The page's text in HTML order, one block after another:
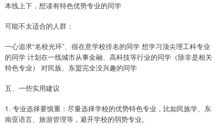
本线上下，想读有特色优势专业的同学
可能不太适合的人群：
一心追求“名校光环”、很在意学校排名的同学 想学习顶尖理工科专业
的同学 计划在一线城市从事金融、高科技等行业的同学（除非是相关
特色专业） 对民族、东盟完全没兴趣的同学
五、一些实用建议
1. 专业选择要慎重：尽量选择学校的优势特色专业，比如民族学、东
南亚语言、旅游管理等，避开学校的弱势专业。